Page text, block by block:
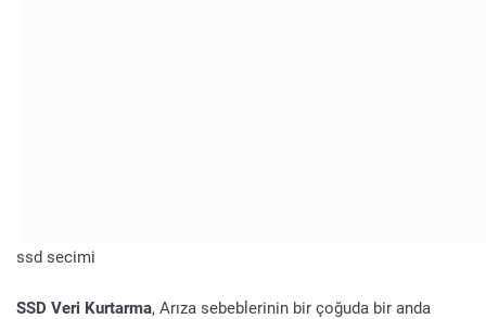
ssd secimi
SSD Veri Kurtarma, Arıza sebeblerinin bir çoğuda bir anda